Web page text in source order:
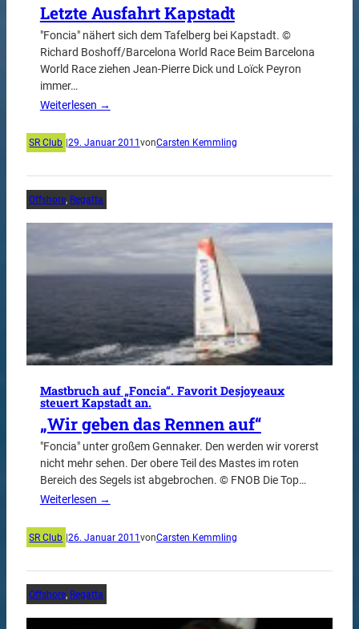
Letzte Ausfahrt Kapstadt
"Foncia" nähert sich dem Tafelberg bei Kapstadt. ©
Richard Boshoff/Barcelona World Race Beim Barcelona
World Race ziehen Jean-Pierre Dick und Loïck Peyron
immer…
Weiterlesen →
SR Club 29. Januar 2011 vonCarsten Kemmling
Offshore, Regatta
Mastbruch auf „Foncia“. Favorit Desjoyeaux
steuert Kapstadt an.
„Wir geben das Rennen auf“
"Foncia" unter großem Gennaker. Den werden wir vorerst
nicht mehr sehen. Der obere Teil des Mastes im roten
Bereich des Segels ist abgebrochen. © FNOB Die Top…
Weiterlesen →
SR Club |26. Januar 2011vonCarsten Kemmling
Offshore, Regatta